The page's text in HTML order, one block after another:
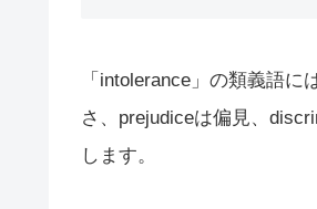
「intolerance」の類義語に
さ、prejudiceは偏見、
します。